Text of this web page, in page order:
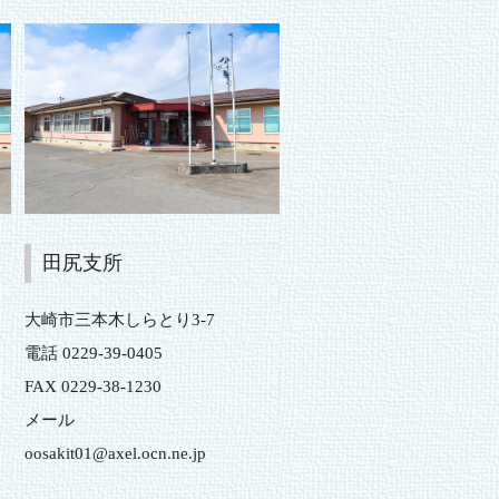
田尻支所
大崎市三本木しらとり3-7
電話 0229-39-0405
FAX 0229-38-1230
メール
oosakit01@axel.ocn.ne.jp